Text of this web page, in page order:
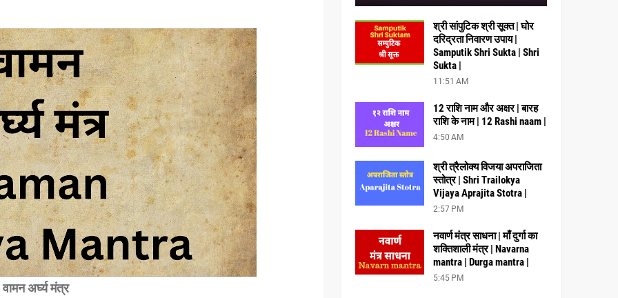
वामन अर्घ्य मंत्र
श्री सांपुटिक श्री सूक्त | घोर
दरिद्रता निवारण उपाय |
Samputik Shri Sukta | Shri
Sukta |
11:51 AM
12 राशि नाम और अक्षर | बारह
राशि के नाम | 12 Rashi naam |
4:50 AM
श्री त्रैलोक्य विजया अपराजिता
स्तोत्र | Shri Trailokya
Vijaya Aprajita Stotra |
2:57 PM
नवार्ण मंत्र साधना | माँ दुर्गा का
शक्तिशाली मंत्र | Navarna
mantra | Durga mantra |
5:45 PM